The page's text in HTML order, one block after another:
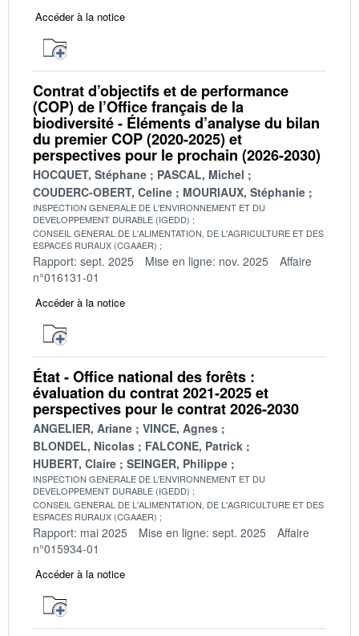
Accéder à la notice
Contrat d’objectifs et de performance
(COP) de l’Office français de la
biodiversité - Éléments d’analyse du bilan
du premier COP (2020-2025) et
perspectives pour le prochain (2026-2030)
HOCQUET, Stéphane
PASCAL, Michel
COUDERC-OBERT, Celine
MOURIAUX, Stéphanie
INSPECTION GENERALE DE L'ENVIRONNEMENT ET DU
DEVELOPPEMENT DURABLE (IGEDD)
CONSEIL GENERAL DE L'ALIMENTATION, DE L'AGRICULTURE ET DES
ESPACES RURAUX (CGAAER)
Rapport: sept. 2025 Mise en ligne: nov. 2025
Affaire
n°016131-01
Accéder à la notice
État - Office national des forêts :
évaluation du contrat 2021-2025 et
perspectives pour le contrat 2026-2030
ANGELIER, Ariane
VINCE, Agnes
BLONDEL, Nicolas
FALCONE, Patrick
HUBERT, Claire
SEINGER, Philippe
INSPECTION GENERALE DE L'ENVIRONNEMENT ET DU
DEVELOPPEMENT DURABLE (IGEDD)
CONSEIL GENERAL DE L'ALIMENTATION, DE L'AGRICULTURE ET DES
ESPACES RURAUX (CGAAER)
Rapport: mai 2025 Mise en ligne: sept. 2025
Affaire
n°015934-01
Accéder à la notice